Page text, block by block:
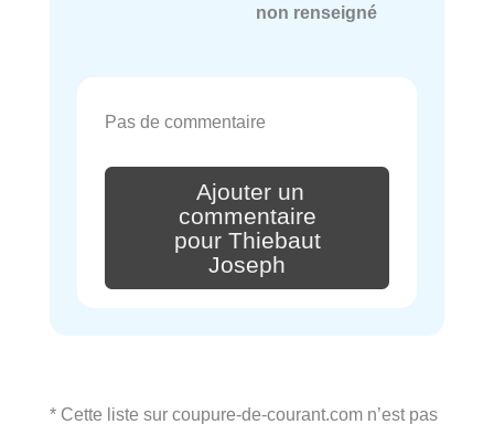
non renseigné
Pas de commentaire
Ajouter un
commentaire
pour Thiebaut
Joseph
* Cette liste sur coupure-de-courant.com n’est pas